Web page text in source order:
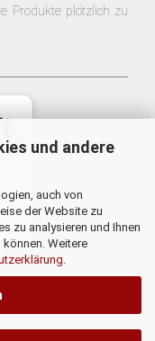
und andere
auch von
der Website zu
zu analysieren und Ihnen
Weitere
Produkte plötzlich zu
uns findet nicht statt.
stammen, die die
oder genutzt